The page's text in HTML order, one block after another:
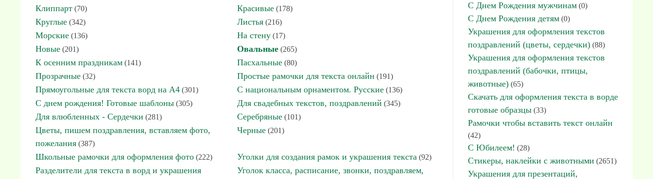
Клиппарт (70) Красивые (178)
Круглые (342) Листья (216)
Морские (136) На стену (17)
Новые (201) Овальные (265)
К осенним праздникам (141) Пасхальные (80)
Прозрачные (32) Простые рамочки для текста онлайн (191)
Прямоугольные для текста ворд на А4 (301) С национальным орнаментом. Русские (136)
С днем рождения! Готовые шаблоны (305) Для свадебных текстов, поздравлений (345)
Для влюбленных - Сердечки (281) Серебряные (101)
Цветы, пишем поздравления, вставляем фото,
пожелания (387)
Черные (201)
Школьные рамочки для оформления фото (222) Уголки для создания рамок и украшения текста (92)
Разделители для текста в ворд и украшения
Уголок класса, расписание, звонки, поздравляем,
С Днем Рождения мужчинам (0)
С Днем Рождения детям (0)
Украшения для оформления текстов
поздравлений (цветы, сердечки) (88)
Украшения для оформления текстов
поздравлений (бабочки, птицы,
животные) (65)
Скачать для оформления текста в ворде
готовые образцы (33)
Рамочки чтобы вставить текст онлайн
(42)
С Юбилеем! (28)
Стикеры, наклейки с животными (2651)
Украшения для презентаций,